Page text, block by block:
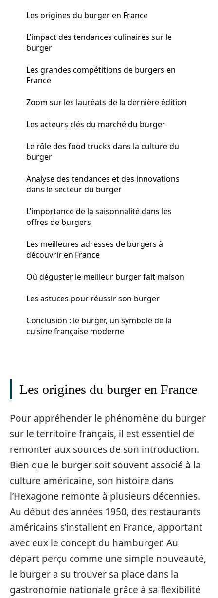
Les origines du burger en France
L’impact des tendances culinaires sur le
burger
Les grandes compétitions de burgers en
France
Zoom sur les lauréats de la dernière édition
Les acteurs clés du marché du burger
Le rôle des food trucks dans la culture du
burger
Analyse des tendances et des innovations
dans le secteur du burger
L’importance de la saisonnalité dans les
offres de burgers
Les meilleures adresses de burgers à
découvrir en France
Où déguster le meilleur burger fait maison
Les astuces pour réussir son burger
Conclusion : le burger, un symbole de la
cuisine française moderne
Les origines du burger en France
Pour appréhender le phénomène du burger
sur le territoire français, il est essentiel de
remonter aux sources de son introduction.
Bien que le burger soit souvent associé à la
culture américaine, son histoire dans
l’Hexagone remonte à plusieurs décennies.
Au début des années 1950, des restaurants
américains s’installent en France, apportant
avec eux le concept du hamburger. Au
départ perçu comme une simple nouveauté,
le burger a su trouver sa place dans la
gastronomie nationale grâce à sa flexibilité